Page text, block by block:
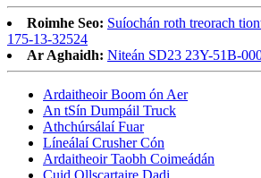
Roimhe Seo: Suíochán roth treorach
175-13-32524
Ar Aghaidh: Niteán SD23 23Y-51B-
Ardaitheoir Boom ón Aer
An tSín Dumpáil Truck
Athchúrsálaí Fuar
Líneálaí Crusher Cón
Ardaitheoir Taobh Coimeádán
Cuid Ollscartaire Dadi